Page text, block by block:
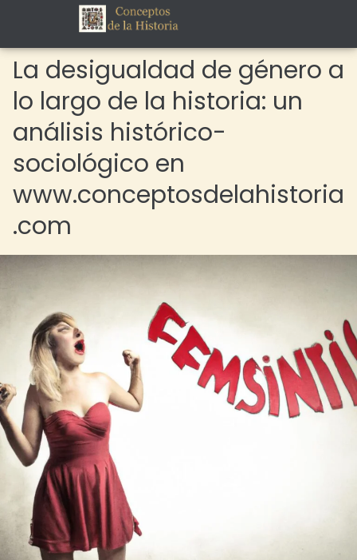
La desigualdad de género a
lo largo de la historia: un
análisis histórico-
sociológico en
www.conceptosdelahistoria
.com